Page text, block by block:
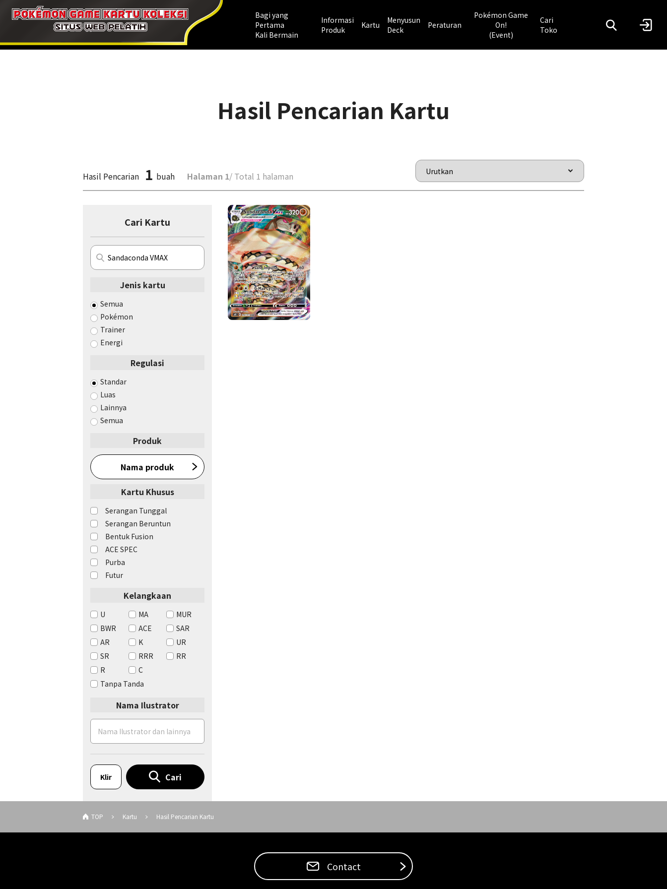
Bagi yang
Pertama
Kali Bermain
Informasi
Produk
Kartu
Menyusun
Deck
Peraturan
Pokémon Game
On!
(Event)
Cari
Toko
Hasil Pencarian Kartu
Hasil Pencarian 1 buah Halaman 1/ Total 1 halaman
Cari Kartu
Jenis kartu
Semua
Pokémon
Trainer
Energi
Regulasi
Standar
Luas
Lainnya
Semua
Produk
Nama produk
Kartu Khusus
Serangan Tunggal
Serangan Beruntun
Bentuk Fusion
ACE SPEC
Purba
Futur
Kelangkaan
U MA
MUR
BWR
ACE
SAR
AR
K
UR
SR
RRR
RR
R
C
Tanpa Tanda
Nama Ilustrator
Klir Cari
TOP Kartu Hasil Pencarian Kartu
Contact